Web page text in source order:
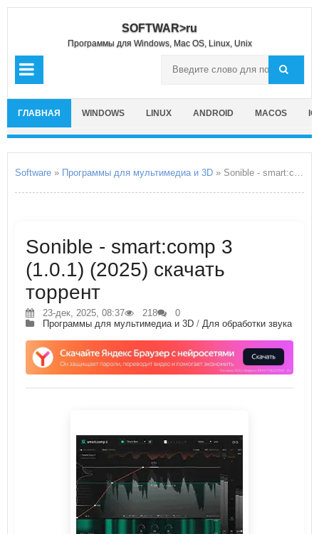
SOFTWAR>ru
Программы для Windows, Mac OS, Linux, Unix
ГЛАВНАЯ WINDOWS LINUX ANDROID MACOS
Software » Программы для мультимедиа и 3D » Sonible - smart:comp 3
Sonible - smart:comp 3
(1.0.1) (2025) скачать
торрент
23-дек, 2025, 08:37 218
0
Программы для мультимедиа и 3D / Для обработки звука